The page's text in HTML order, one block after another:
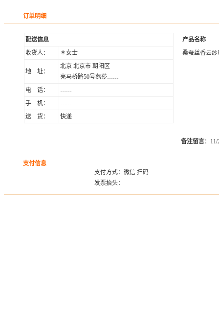
订单明细
配送信息
收货人：
＊女士
地 址：
北京 北京市 朝阳区
亮马桥路50号燕莎……
电 话：
……
手 机：
……
送 货：
快递
产品名称
桑蚕丝香云
备注留言：
支付信息
支付方式：微信 扫码
发票抬头：